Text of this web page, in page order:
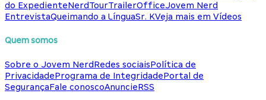
do ExpedienteNerdTourTrailerOfficeJovem Nerd
EntrevistaQueimando a LínguaSr. KVeja mais em Vídeos
Quem somos
Sobre o Jovem NerdRedes sociaisPolítica de
PrivacidadePrograma de IntegridadePortal de
SegurançaFale conoscoAnuncieRSS